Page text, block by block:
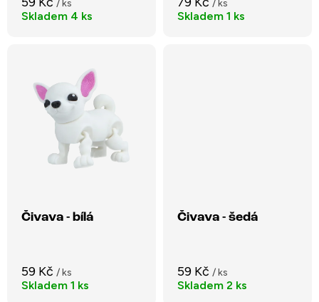
/ ks
Skladem 4 ks
/ ks
Skladem 1 ks
Čivava - bílá
59 Kč / ks
Skladem 1 ks
Čivava - šedá
59 Kč / ks
Skladem 2 ks